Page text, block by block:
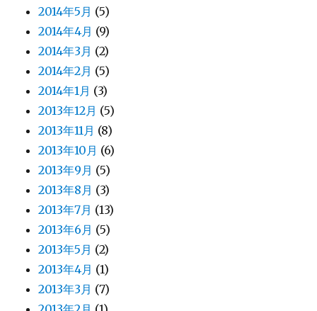
2014年5月 (5)
2014年4月 (9)
2014年3月 (2)
2014年2月 (5)
2014年1月 (3)
2013年12月 (5)
2013年11月 (8)
2013年10月 (6)
2013年9月 (5)
2013年8月 (3)
2013年7月 (13)
2013年6月 (5)
2013年5月 (2)
2013年4月 (1)
2013年3月 (7)